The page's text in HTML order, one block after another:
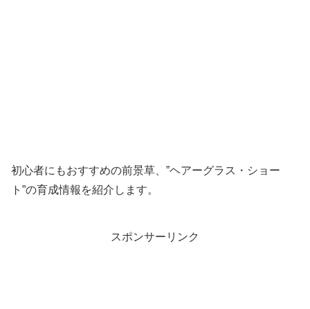
初心者にもおすすめの前景草、”ヘアーグラス・ショー
ト”の育成情報を紹介します。
スポンサーリンク